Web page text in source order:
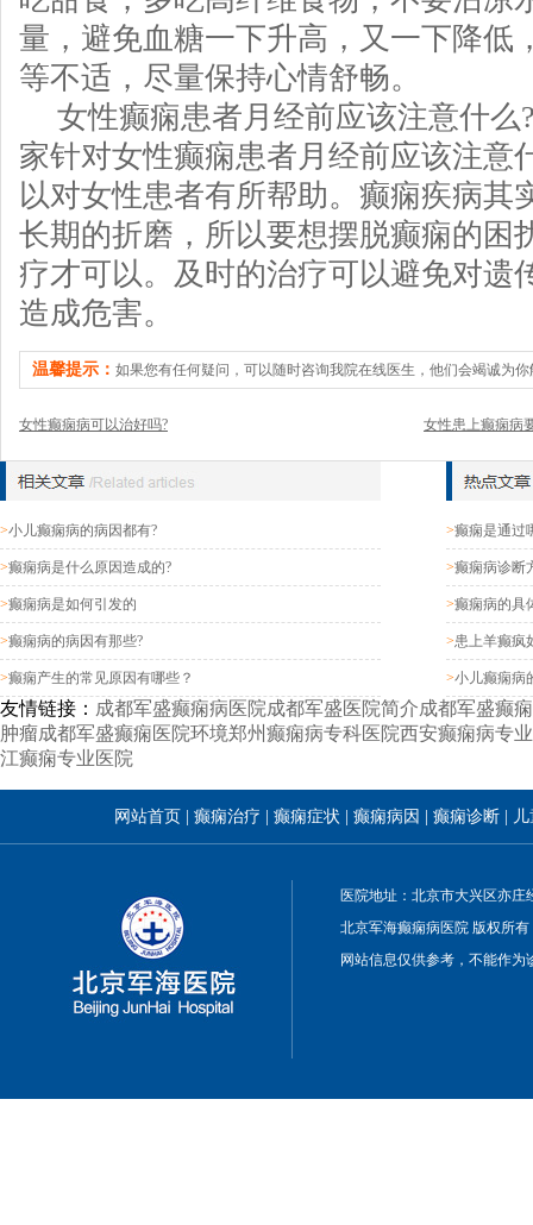
量，避免血糖一下升高，又一下降低
等不适，尽量保持心情舒畅。
女性癫痫患者月经前应该注意什么
家针对女性癫痫患者月经前应该注意
以对女性患者有所帮助。癫痫疾病其
长期的折磨，所以要想摆脱癫痫的困
疗才可以。及时的治疗可以避免对遗
造成危害。
温馨提示： 如果您有任何疑问，可以随时咨询我院在线医生，他们会竭诚为你
女性癫痫病可以治好吗? 女性患上癫痫病
>小儿癫痫病的病因都有?
>癫痫病是什么原因造成的?
>癫痫病是如何引发的
>癫痫病的病因有那些?
>癫痫产生的常见原因有哪些？
>癫痫是通过
>癫痫病诊断
>癫痫病的具
>患上羊癫疯
>小儿癫痫病
友情链接： 成都军盛癫痫病医院成都军盛医院简介成都军盛癫
肿瘤成都军盛癫痫医院环境郑州癫痫病专科医院西安癫痫病专
江癫痫专业医院
网站首页 |癫痫治疗 |癫痫症状 |癫痫病因 |癫痫诊断
医院地址：北京市大兴区亦
北京军海癫痫病医院 版权所有
网站信息仅供参考，不能作